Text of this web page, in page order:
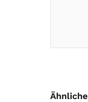
Ähnliche